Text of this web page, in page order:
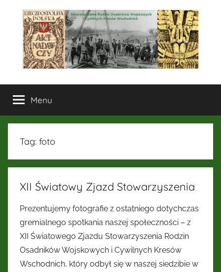
Stowarzyszenie
Rodzin
Osadników
Wojskowych
Cywilnych
Kresów
Wschodnich
Menu
Tag: foto
XII Światowy Zjazd Stowarzyszenia
Prezentujemy fotografie z ostatniego dotychczas
gremialnego spotkania naszej społeczności – z
XII Światowego Zjazdu Stowarzyszenia Rodzin
Osadników Wojskowych i Cywilnych Kresów
Wschodnich, który odbył się w naszej siedzibie w